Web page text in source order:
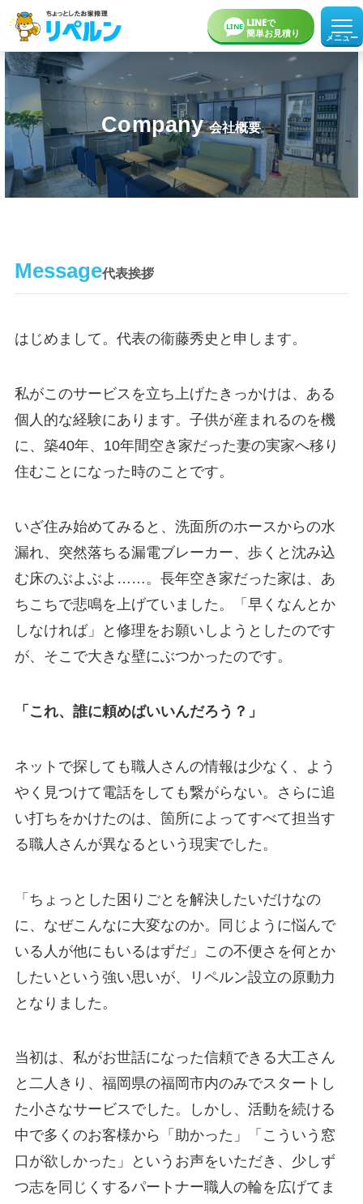
LINE LINEで
簡単お見積り
メニュー
ホーム
お役立ち記事
事例一覧
インスタグラム
リペルンについて
Company 会社概要
Message代表挨拶
はじめまして。代表の衞藤秀史と申します。
私がこのサービスを立ち上げたきっかけは、ある
個人的な経験にあります。子供が産まれるのを機
に、築40年、10年間空き家だった妻の実家へ移り
住むことになった時のことです。
いざ住み始めてみると、洗面所のホースからの水
漏れ、突然落ちる漏電ブレーカー、歩くと沈み込
む床のぶよぶよ……。長年空き家だった家は、あ
ちこちで悲鳴を上げていました。「早くなんとか
しなければ」と修理をお願いしようとしたのです
が、そこで大きな壁にぶつかったのです。
「これ、誰に頼めばいいんだろう？」
ネットで探しても職人さんの情報は少なく、よう
やく見つけて電話をしても繋がらない。さらに追
い打ちをかけたのは、箇所によってすべて担当す
る職人さんが異なるという現実でした。
「ちょっとした困りごとを解決したいだけなの
に、なぜこんなに大変なのか。同じように悩んで
いる人が他にもいるはずだ」この不便さを何とか
したいという強い思いが、リペルン設立の原動力
となりました。
当初は、私がお世話になった信頼できる大工さん
と二人きり、福岡県の福岡市内のみでスタートし
た小さなサービスでした。しかし、活動を続ける
中で多くのお客様から「助かった」「こういう窓
口が欲しかった」というお声をいただき、少しず
つ志を同じくするパートナー職人の輪を広げてま